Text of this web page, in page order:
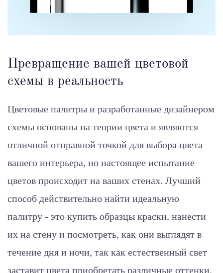
Превращение вашей цветовой
схемы в реальность
Цветовые палитры и разработанные дизайнером
схемы основаны на теории цвета и являются
отличной отправной точкой для выбора цвета
вашего интерьера, но настоящее испытание
цветов происходит на ваших стенах. Лучший
способ действительно найти идеальную
палитру - это купить образцы краски, нанести
их на стену и посмотреть, как они выглядят в
течение дня и ночи, так как естественный свет
заставит цвета приобретать различные оттенки.